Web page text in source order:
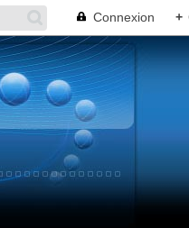
Connexion +